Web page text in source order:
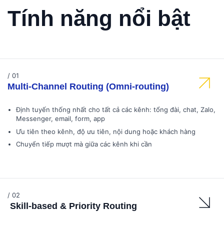
Tính năng nổi bật
/ 01
Multi-Channel Routing (Omni-routing)
Định tuyến thống nhất cho tất cả các kênh: tổng đài, chat, Zalo,
Messenger, email, form, app
Ưu tiên theo kênh, độ ưu tiên, nội dung hoặc khách hàng
Chuyển tiếp mượt mà giữa các kênh khi cần
/ 02
Skill-based & Priority Routing